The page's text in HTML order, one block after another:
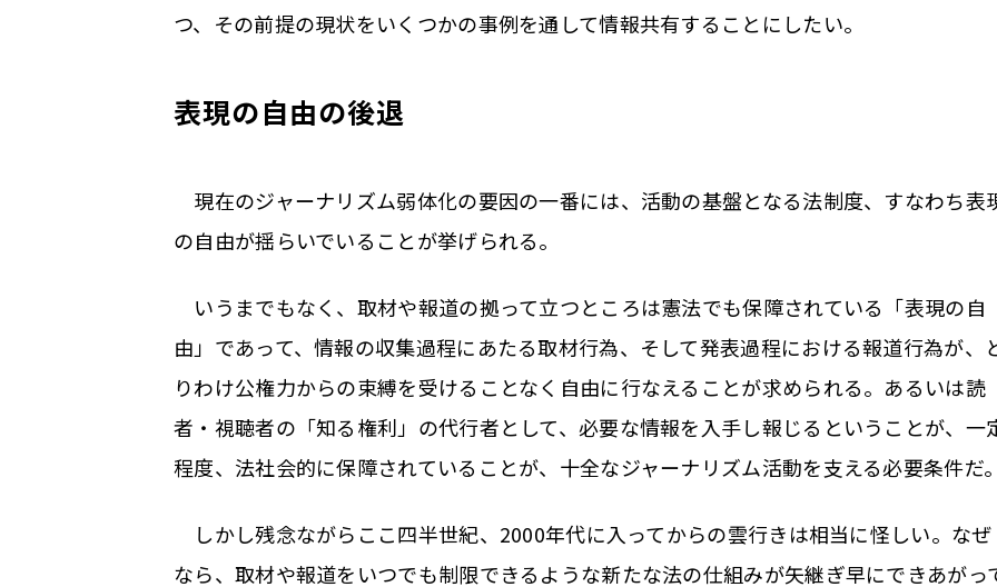
つ、その前提の現状をいくつかの事例を通して情報共有することにしたい。
表現の自由の後退
現在のジャーナリズム弱体化の要因の一番には、活動の基盤となる法制度、すなわち表
の自由が揺らいでいることが挙げられる。
いうまでもなく、取材や報道の拠って立つところは憲法でも保障されている「表現の自
由」であって、情報の収集過程にあたる取材行為、そして発表過程における報道行為が、
りわけ公権力からの束縛を受けることなく自由に行なえることが求められる。あるいは読
者・視聴者の「知る権利」の代行者として、必要な情報を入手し報じるということが、一
程度、法社会的に保障されていることが、十全なジャーナリズム活動を支える必要条件だ
しかし残念ながらここ四半世紀、2000年代に入ってからの雲行きは相当に怪しい。なぜ
なら、取材や報道をいつでも制限できるような新たな法の仕組みが矢継ぎ早にできあがっ